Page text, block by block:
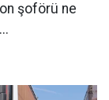
şoförü ne